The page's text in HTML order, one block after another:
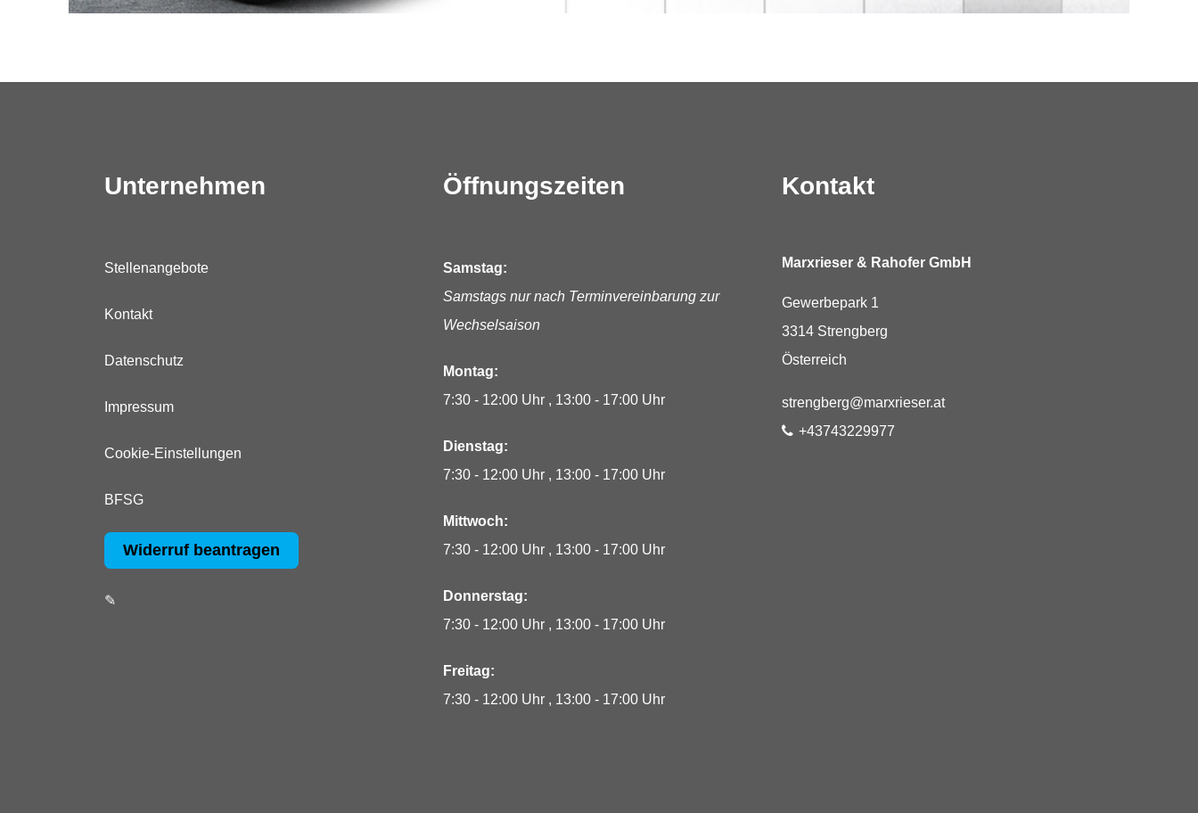
Unternehmen
Stellenangebote
Kontakt
Datenschutz
Impressum
Cookie-Einstellungen
BFSG
Widerruf beantragen
✎
Öffnungszeiten
Samstag:
Samstags nur nach Terminvereinbarung zur
Wechselsaison
Montag:
7:30 - 12:00 Uhr
13:00 - 17:00 Uhr
Dienstag:
7:30 - 12:00 Uhr
13:00 - 17:00 Uhr
Mittwoch:
7:30 - 12:00 Uhr
13:00 - 17:00 Uhr
Donnerstag:
7:30 - 12:00 Uhr
13:00 - 17:00 Uhr
Freitag:
7:30 - 12:00 Uhr
13:00 - 17:00 Uhr
Kontakt
Marxrieser & Rahofer GmbH
Gewerbepark 1
3314 Strengberg
Österreich
E-Mail:
strengberg@marxrieser.at
Telefon:
+43743229977